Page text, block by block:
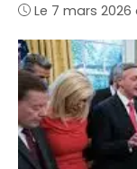
Le 7 mars 2026